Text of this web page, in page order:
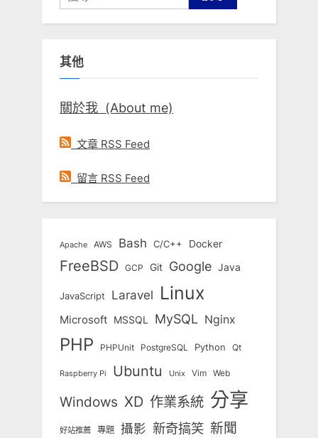
尋
關
字:
其他
關於我 (About me)
文章 RSS Feed
留言 RSS Feed
Apache AWS Bash C/C++ Docker
FreeBSD GCP Git Google Java
JavaScript Laravel Linux
Microsoft MSSQL MySQL Nginx
PHP PHPUnit PostgreSQL Python Qt
Raspberry Pi Ubuntu Unix Vim Web
Windows XD 作業系統 分享
好站推薦 專題 攝影 新奇搞笑 新聞